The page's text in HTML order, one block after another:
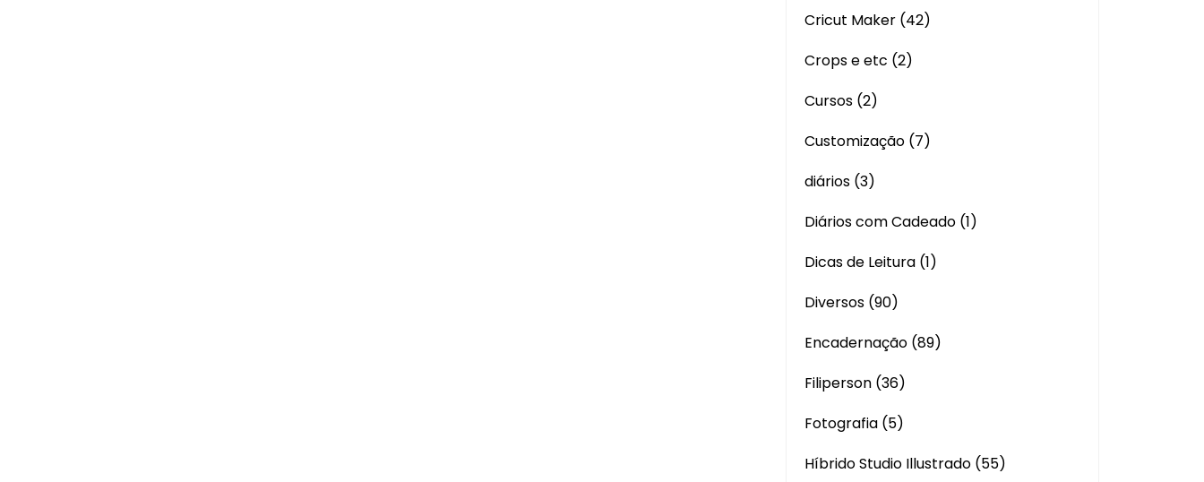
Cricut Maker (42)
Crops e etc (2)
Cursos (2)
Customização (7)
diários (3)
Diários com Cadeado (1)
Dicas de Leitura (1)
Diversos (90)
Encadernação (89)
Filiperson (36)
Fotografia (5)
Híbrido Studio Illustrado (55)